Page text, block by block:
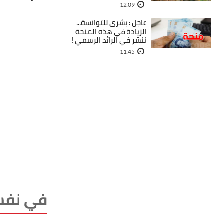
في
12:09
عاجل : بشرى للتوانسة...
الزيادة في هذه المنحة
تنشر في الرائد الرسمي !
11:45